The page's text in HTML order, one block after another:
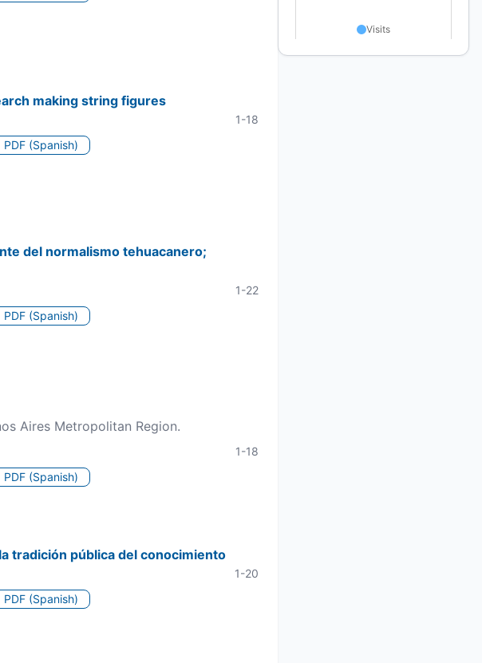
making string figures
1-18
PDF (Spanish)
del normalismo tehuacanero;
1-22
PDF (Spanish)
Aires Metropolitan Region.
1-18
PDF (Spanish)
tradición pública del conocimiento
1-20
PDF (Spanish)